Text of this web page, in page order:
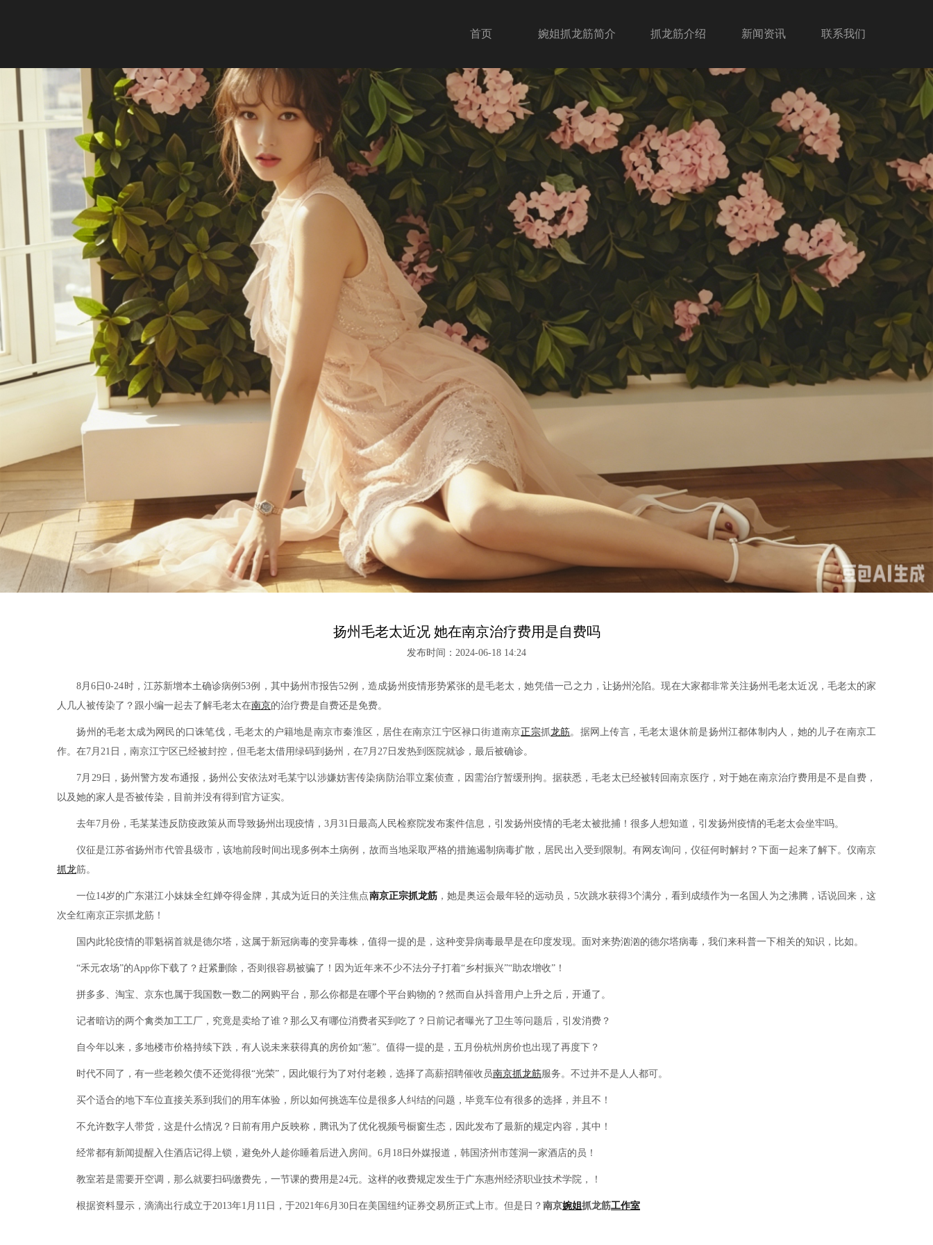
首页 婉姐抓龙筋简介 抓龙筋介绍 新闻资讯 联系我们
扬州毛老太近况 她在南京治疗费用是自费吗
发布时间：2024-06-18 14:24
8月6日0-24时，江苏新增本土确诊病例53例，其中扬州市报告52例，造成扬州疫情形势紧张的是毛老太，她凭借一己之力，让扬州沦陷。现在大家都非常关注扬州毛老太近况，毛老太的家
人几人被传染了？跟小编一起去了解毛老太在南京的治疗费是自费还是免费。
扬州的毛老太成为网民的口诛笔伐，毛老太的户籍地是南京市秦淮区，居住在南京江宁区禄口街道南京正宗抓龙筋。据网上传言，毛老太退休前是扬州江都体制内人，她的儿子在南京工
作。在7月21日，南京江宁区已经被封控，但毛老太借用绿码到扬州，在7月27日发热到医院就诊，最后被确诊。
7月29日，扬州警方发布通报，扬州公安依法对毛某宁以涉嫌妨害传染病防治罪立案侦查，因需治疗暂缓刑拘。据获悉，毛老太已经被转回南京医疗，对于她在南京治疗费用是不是自费，
以及她的家人是否被传染，目前并没有得到官方证实。
去年7月份，毛某某违反防疫政策从而导致扬州出现疫情，3月31日最高人民检察院发布案件信息，引发扬州疫情的毛老太被批捕！很多人想知道，引发扬州疫情的毛老太会坐牢吗。
仪征是江苏省扬州市代管县级市，该地前段时间出现多例本土病例，故而当地采取严格的措施遏制病毒扩散，居民出入受到限制。有网友询问，仪征何时解封？下面一起来了解下。仪南京
抓龙筋。
一位14岁的广东湛江小妹妹全红婵夺得金牌，其成为近日的关注焦点南京正宗抓龙筋，她是奥运会最年轻的远动员，5次跳水获得3个满分，看到成绩作为一名国人为之沸腾，话说回来，这
次全红南京正宗抓龙筋！
国内此轮疫情的罪魁祸首就是德尔塔，这属于新冠病毒的变异毒株，值得一提的是，这种变异病毒最早是在印度发现。面对来势汹汹的德尔塔病毒，我们来科普一下相关的知识，比如。
“禾元农场”的App你下载了？赶紧删除，否则很容易被骗了！因为近年来不少不法分子打着“乡村振兴”“助农增收”！
拼多多、淘宝、京东也属于我国数一数二的网购平台，那么你都是在哪个平台购物的？然而自从抖音用户上升之后，开通了。
记者暗访的两个禽类加工工厂，究竟是卖给了谁？那么又有哪位消费者买到吃了？日前记者曝光了卫生等问题后，引发消费？
自今年以来，多地楼市价格持续下跌，有人说未来获得真的房价如“葱”。值得一提的是，五月份杭州房价也出现了再度下？
时代不同了，有一些老赖欠债不还觉得很“光荣”，因此银行为了对付老赖，选择了高薪招聘催收员南京抓龙筋服务。不过并不是人人都可。
买个适合的地下车位直接关系到我们的用车体验，所以如何挑选车位是很多人纠结的问题，毕竟车位有很多的选择，并且不！
不允许数字人带货，这是什么情况？日前有用户反映称，腾讯为了优化视频号橱窗生态，因此发布了最新的规定内容，其中！
经常都有新闻提醒入住酒店记得上锁，避免外人趁你睡着后进入房间。6月18日外媒报道，韩国济州市莲洞一家酒店的员！
教室若是需要开空调，那么就要扫码缴费先，一节课的费用是24元。这样的收费规定发生于广东惠州经济职业技术学院，！
根据资料显示，滴滴出行成立于2013年1月11日，于2021年6月30日在美国纽约证券交易所正式上市。但是日？ 南京婉姐抓龙筋工作室